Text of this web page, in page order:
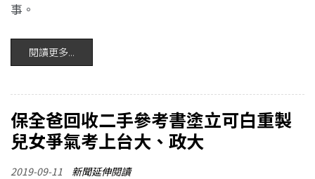
事。
閱讀更多...
保全爸回收二手參考書塗立可白重製
兒女爭氣考上台大、政大
2019-09-11 新聞延伸閱讀